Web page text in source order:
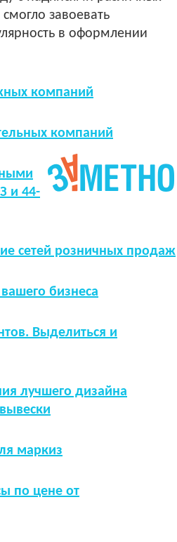
завоевать
в оформлении
компаний
компаний
и 44-
сетей розничных продаж
бизнеса
Выделиться и
лучшего дизайна
маркиз
по цене от